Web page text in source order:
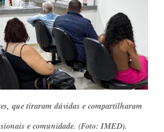
que tiraram dúvidas e compartilharam
e comunidade. (Foto: IMED).